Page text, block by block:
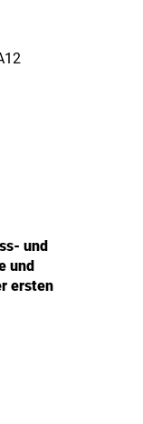
und
und
ersten